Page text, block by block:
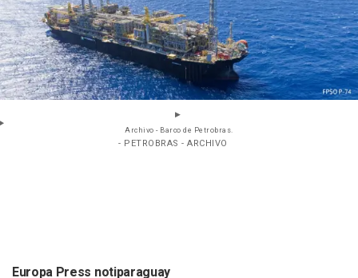
Archivo - Barco de Petrobras.
- PETROBRAS - ARCHIVO
Europa Press notiparaguay